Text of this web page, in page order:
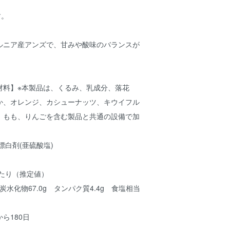
ア産アンズで、甘みや酸味のバランスが
】※本製品は、くるみ、乳成分、落花
オレンジ、カシューナッツ、キウイフル
も、りんごを含む製品と共通の設備で加
白剤(亜硫酸塩)
（推定値）
水化物67.0g タンパク質4.4g 食塩相当
ら180日